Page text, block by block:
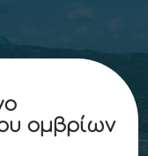
ομβρίων